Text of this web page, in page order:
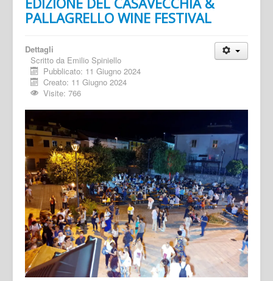
PALLAGRELLO WINE FESTIVAL
Dettagli
Scritto da Emilio Spiniello
Pubblicato: 11 Giugno 2024
Creato: 11 Giugno 2024
Visite: 766